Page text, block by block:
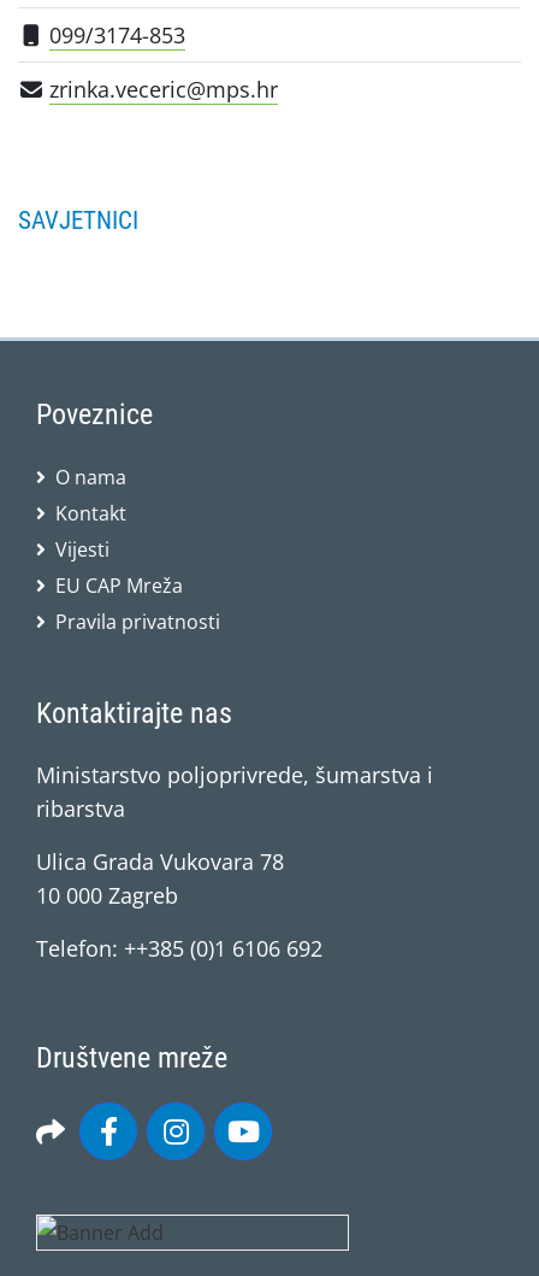
099/3174-853
zrinka.veceric@mps.hr
SAVJETNICI
Poveznice
O nama
Kontakt
Vijesti
EU CAP Mreža
Pravila privatnosti
Kontaktirajte nas
Ministarstvo poljoprivrede, šumarstva i
ribarstva
Ulica Grada Vukovara 78
10 000 Zagreb
Telefon: ++385 (0)1 6106 692
Društvene mreže